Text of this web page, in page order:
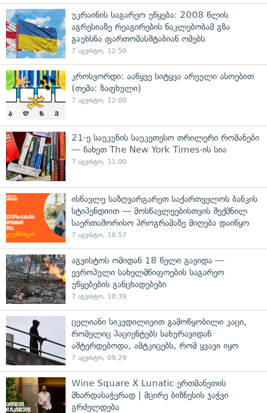
უკრაინის საგარეო უწყება: 2008 წლის
აგრესიაზე რეაგირების ნაკლებობამ გზა
გაუხსნა ფართომასშტაბიან ომებს
7 აგვისტო, 12:50
კროსვორდი: ააწყვე სიტყვა არეული ასოებით
(თემა: ზაფხული)
7 აგვისტო, 12:00
21-ე საუკუნის საუკეთესო თრილერი რომანები
— ნახეთ The New York Times-ის სია
7 აგვისტო, 11:00
ისწავლე საზღვარგარეთ საქართველოს ბანკის
სტიპენდიით — მოსწავლეებისთვის შექმნილ
საერთაშორისო პროგრამაზე მიღება დაიწყო
7 აგვისტო, 10:57
აგვისტოს ომიდან 18 წელი გავიდა —
ევროპული სახელმწიფოების საგარეო
უწყებების განცხადებები
7 აგვისტო, 10:39
ცელიანი სიკვდილივით გამოწყობილი კაცი,
რომელიც პაციენტებს სახურავიდან
აშტერდებოდა, ამტკიცებს, რომ ყვავი იყო
7 აგვისტო, 09:29
Wine Square X Lunatic ერთმანეთის
მხარდასაჭერად | მცირე ბიზნესის ჯაჭვი
გრძელდება